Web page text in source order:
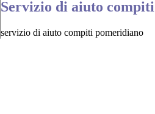
Servizio di aiuto compiti
servizio di aiuto compiti pomeridiano